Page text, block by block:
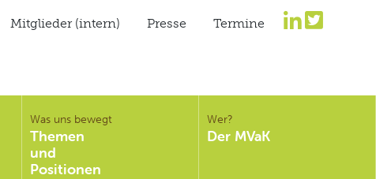
Mitglieder (intern) Presse Termine
Was uns bewegt
Themen
und
Positionen
Wer?
Der MVaK